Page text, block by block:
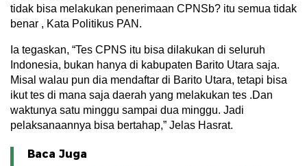
tidak bisa melakukan penerimaan CPNSb? itu semua tidak
benar , Kata Politikus PAN.
Ia tegaskan, “Tes CPNS itu bisa dilakukan di seluruh
Indonesia, bukan hanya di kabupaten Barito Utara saja.
Misal walau pun dia mendaftar di Barito Utara, tetapi bisa
ikut tes di mana saja daerah yang melakukan tes .Dan
waktunya satu minggu sampai dua minggu. Jadi
pelaksanaannya bisa bertahap,” Jelas Hasrat.
Baca Juga